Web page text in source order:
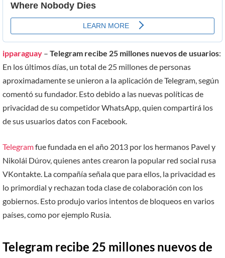
ipparaguay – Telegram recibe 25 millones nuevos de usuarios:
En los últimos días, un total de 25 millones de personas
aproximadamente se unieron a la aplicación de Telegram, según
comentó su fundador. Esto debido a las nuevas políticas de
privacidad de su competidor WhatsApp, quien compartirá los
de sus usuarios datos con Facebook.
Telegramfue fundada en el año 2013 por los hermanos Pavel y
Nikolái Dúrov, quienes antes crearon la popular red social rusa
VKontakte. La compañía señala que para ellos, la privacidad es
lo primordial y rechazan toda clase de colaboración con los
gobiernos. Esto produjo varios intentos de bloqueos en varios
países, como por ejemplo Rusia.
Telegram recibe 25 millones nuevos de